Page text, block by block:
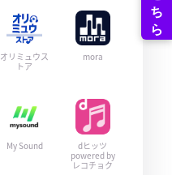
オリミュウス
トア
mora
My Sound
dヒッツ
powered by
レコチョク